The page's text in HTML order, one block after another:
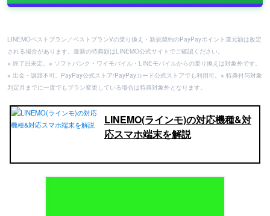
LINEMOベストプラン／ベストプランVの乗り換え・新規契約のPayPayポイント還元額は改定
される場合があります。最新の特典額はLINEMO公式サイトでご確認ください。
※ 終了日未定。※ ソフトバンク・ワイモバイル・LINEモバイルからの乗り換えは対象外です。
※ 出金・譲渡不可。PayPay公式ストア/PayPayカード公式ストアでも利用可。※ 特典付与対象
判定月までに一度でもプラン変更している場合は特典対象外となります。
LINEMO(ラインモ)の対応機種&対
応スマホ端末を解説